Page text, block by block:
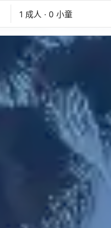
1 成人 · 0 小童